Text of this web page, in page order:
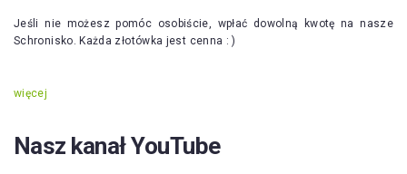
Jeśli nie możesz pomóc osobiście, wpłać dowolną kwotę na nasze
Schronisko. Każda złotówka jest cenna : )
więcej
Nasz kanał YouTube